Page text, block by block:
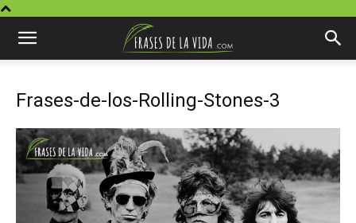
Frases-de-los-Rolling-Stones-3